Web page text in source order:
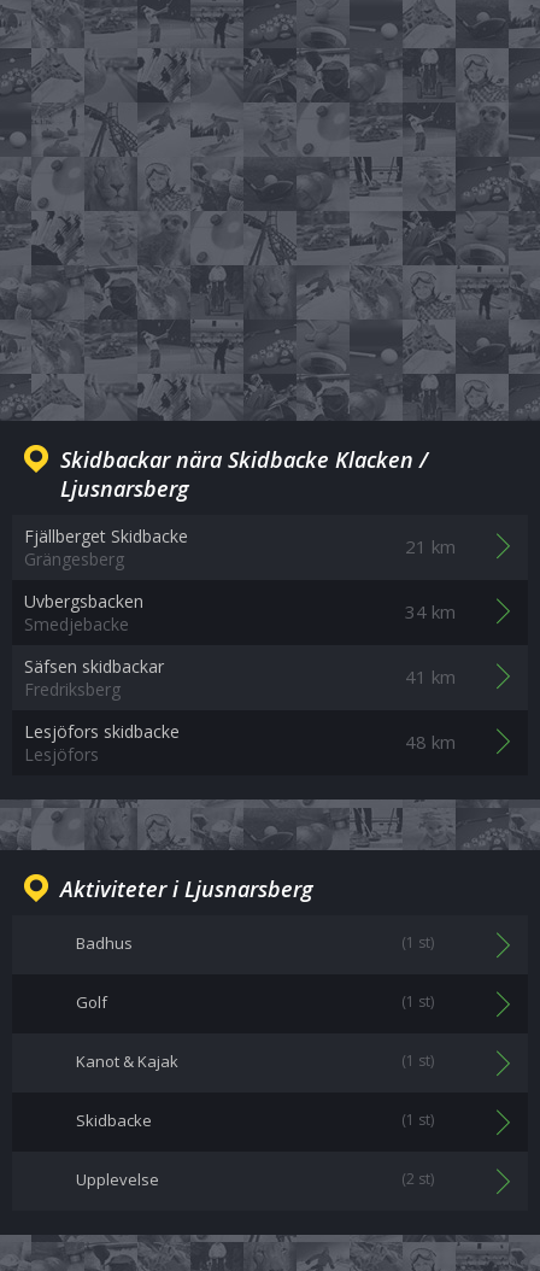
Skidbackar nära Skidbacke Klacken /
Ljusnarsberg
Fjällberget Skidbacke
Grängesberg
21 km
Uvbergsbacken
Smedjebacke
34 km
Säfsen skidbackar
Fredriksberg
41 km
Lesjöfors skidbacke
Lesjöfors
48 km
Aktiviteter i Ljusnarsberg
Badhus (1 st)
Golf (1 st)
Kanot & Kajak (1 st)
Skidbacke (1 st)
Upplevelse (2 st)